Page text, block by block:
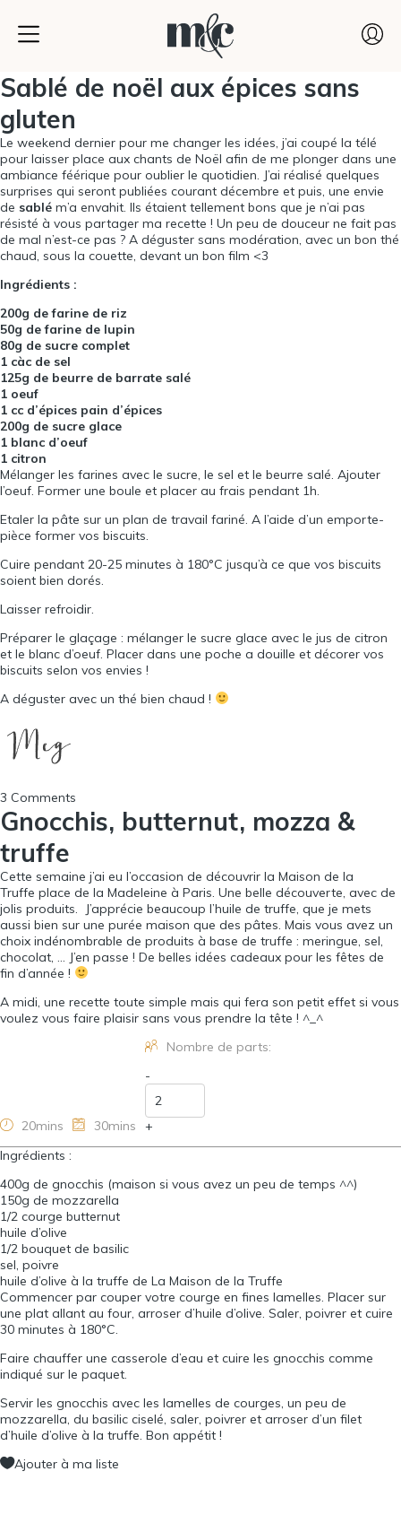
Sablé de noël aux épices sans
gluten
Le weekend dernier pour me changer les idées, j’ai coupé la télé
pour laisser place aux chants de Noël afin de me plonger dans une
ambiance féérique pour oublier le quotidien. J’ai réalisé quelques
surprises qui seront publiées courant décembre et puis, une envie
de sablé m’a envahit. Ils étaient tellement bons que je n’ai pas
résisté à vous partager ma recette ! Un peu de douceur ne fait pas
de mal n’est-ce pas ? A déguster sans modération, avec un bon thé
chaud, sous la couette, devant un bon film <3
Ingrédients :
200g de farine de riz
50g de farine de lupin
80g de sucre complet
1 càc de sel
125g de beurre de barrate salé
1 oeuf
1 cc d’épices pain d’épices
200g de sucre glace
1 blanc d’oeuf
1 citron
Mélanger les farines avec le sucre, le sel et le beurre salé. Ajouter
l’oeuf. Former une boule et placer au frais pendant 1h.
Etaler la pâte sur un plan de travail fariné. A l’aide d’un emporte-
pièce former vos biscuits.
Cuire pendant 20-25 minutes à 180°C jusqu’à ce que vos biscuits
soient bien dorés.
Laisser refroidir.
Préparer le glaçage : mélanger le sucre glace avec le jus de citron
et le blanc d’oeuf. Placer dans une poche a douille et décorer vos
biscuits selon vos envies !
A déguster avec un thé bien chaud !
3 Comments
Gnocchis, butternut, mozza &
truffe
Cette semaine j’ai eu l’occasion de découvrir la Maison de la
Truffe place de la Madeleine à Paris. Une belle découverte, avec de
jolis produits. J’apprécie beaucoup l’huile de truffe, que je mets
aussi bien sur une purée maison que des pâtes. Mais vous avez un
choix indénombrable de produits à base de truffe : meringue, sel,
chocolat, … J’en passe ! De belles idées cadeaux pour les fêtes de
fin d’année !
A midi, une recette toute simple mais qui fera son petit effet si vous
voulez vous faire plaisir sans vous prendre la tête ! ^_^
20mins 30mins
Nombre de parts:
-
+
Ingrédients :
400g de gnocchis (maison si vous avez un peu de temps ^^)
150g de mozzarella
1/2 courge butternut
huile d’olive
1/2 bouquet de basilic
sel, poivre
huile d’olive à la truffe de La Maison de la Truffe
Commencer par couper votre courge en fines lamelles. Placer sur
une plat allant au four, arroser d’huile d’olive. Saler, poivrer et cuire
30 minutes à 180°C.
Faire chauffer une casserole d’eau et cuire les gnocchis comme
indiqué sur le paquet.
Servir les gnocchis avec les lamelles de courges, un peu de
mozzarella, du basilic ciselé, saler, poivrer et arroser d’un filet
d’huile d’olive à la truffe. Bon appétit !
Ajouter à ma liste